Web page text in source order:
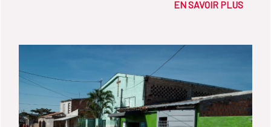
EN SAVOIR PLUS